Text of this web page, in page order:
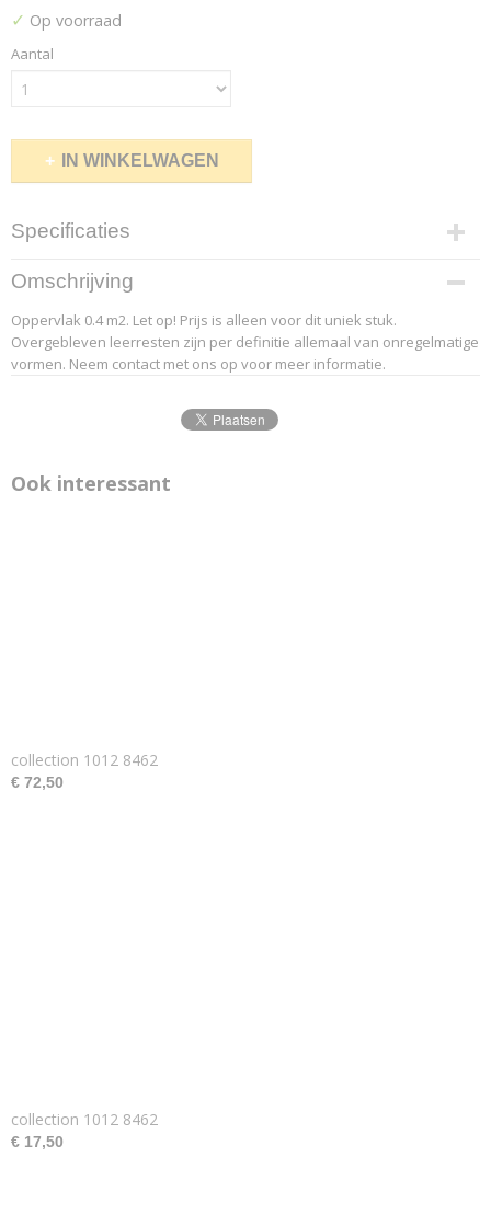
✓ Op voorraad
Aantal
IN WINKELWAGEN
Specificaties
Productcode leverancier
20-1
Omschrijving
Oppervlak 0.4 m2. Let op! Prijs is alleen voor dit uniek stuk.
Overgebleven leerresten zijn per definitie allemaal van onregelmatige
vormen. Neem contact met ons op voor meer informatie.
Ook interessant
collection 1012 8462
€ 72,50
collection 1012 8462
€ 17,50